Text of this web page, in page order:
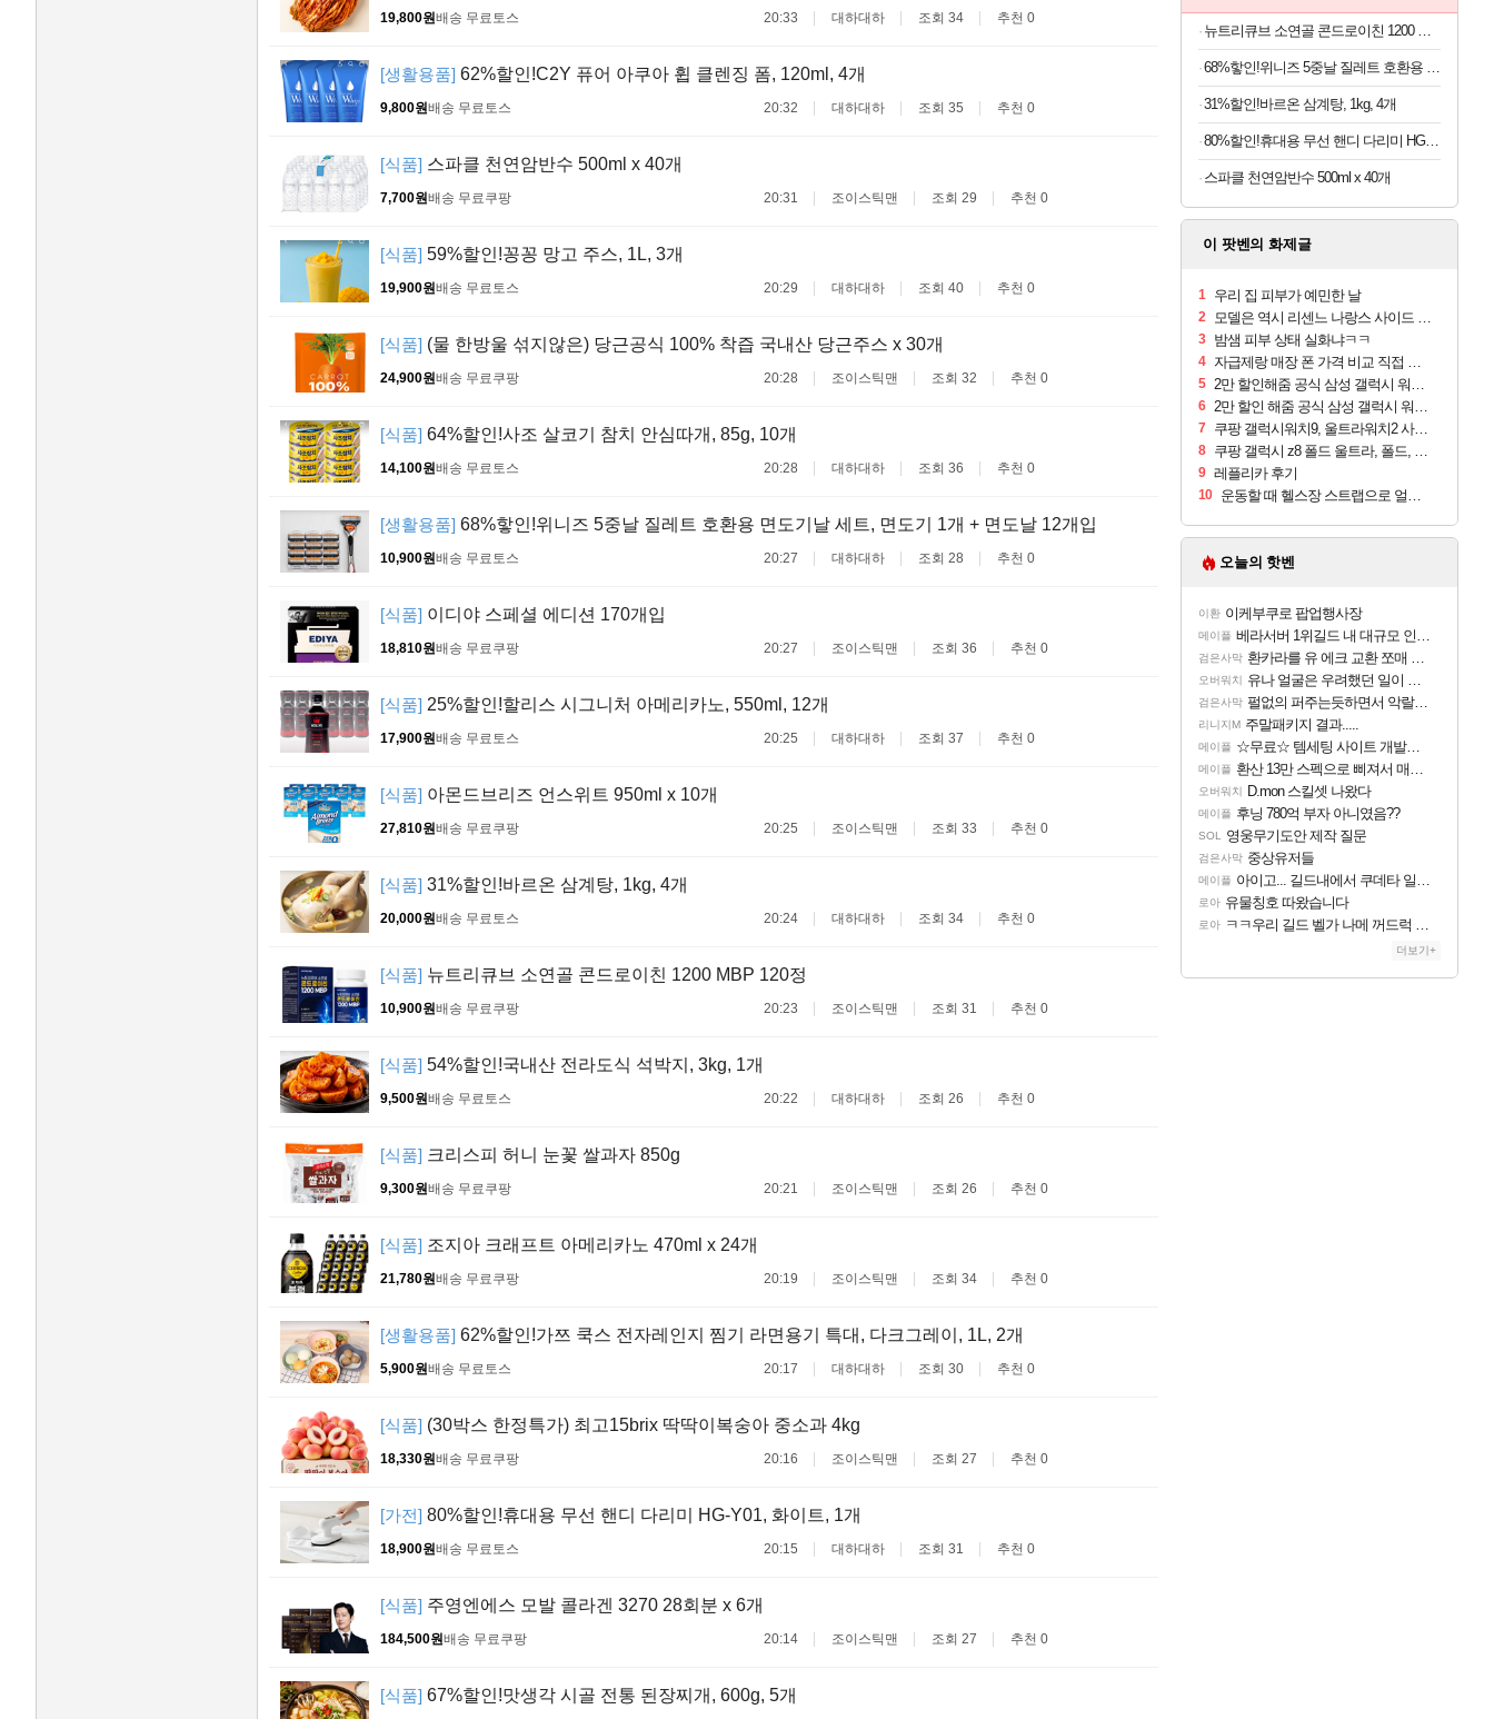
19,800원배송 무료 토스 20:33 대하대하 조회 34 추천 0
[생활용품] 62%할인!C2Y 퓨어 아쿠아 휩 클렌징 폼, 120ml, 4개
9,800원배송 무료 토스 20:32 대하대하 조회 35 추천 0
[식품] 스파클 천연암반수 500ml x 40개
7,700원배송 무료 쿠팡 20:31 조이스틱맨 조회 29 추천 0
[식품] 59%할인!꽁꽁 망고 주스, 1L, 3개
19,900원배송 무료 토스 20:29 대하대하 조회 40 추천 0
[식품] (물 한방울 섞지않은) 당근공식 100% 착즙 국내산 당근주스 x 30개
24,900원배송 무료 쿠팡 20:28 조이스틱맨 조회 32 추천 0
[식품] 64%할인!사조 살코기 참치 안심따개, 85g, 10개
14,100원배송 무료 토스 20:28 대하대하 조회 36 추천 0
[생활용품] 68%핳인!위니즈 5중날 질레트 호환용 면도기날 세트, 면도기 1개 + 면도날 12개입
10,900원배송 무료 토스 20:27 대하대하 조회 28 추천 0
[식품] 이디야 스페셜 에디션 170개입
18,810원배송 무료 쿠팡 20:27 조이스틱맨 조회 36 추천 0
[식품] 25%할인!할리스 시그니처 아메리카노, 550ml, 12개
17,900원배송 무료 토스 20:25 대하대하 조회 37 추천 0
[식품] 아몬드브리즈 언스위트 950ml x 10개
27,810원배송 무료 쿠팡 20:25 조이스틱맨 조회 33 추천 0
[식품] 31%할인!바르온 삼계탕, 1kg, 4개
20,000원배송 무료 토스 20:24 대하대하 조회 34 추천 0
[식품] 뉴트리큐브 소연골 콘드로이친 1200 MBP 120정
10,900원배송 무료 쿠팡 20:23 조이스틱맨 조회 31 추천 0
[식품] 54%할인!국내산 전라도식 석박지, 3kg, 1개
9,500원배송 무료 토스 20:22 대하대하 조회 26 추천 0
[식품] 크리스피 허니 눈꽃 쌀과자 850g
9,300원배송 무료 쿠팡 20:21 조이스틱맨 조회 26 추천 0
[식품] 조지아 크래프트 아메리카노 470ml x 24개
21,780원배송 무료 쿠팡 20:19 조이스틱맨 조회 34 추천 0
[생활용품] 62%할인!가쯔 쿡스 전자레인지 찜기 라면용기 특대, 다크그레이, 1L, 2개
5,900원배송 무료 토스 20:17 대하대하 조회 30 추천 0
[식품] (30박스 한정특가) 최고15brix 딱딱이복숭아 중소과 4kg
18,330원배송 무료 쿠팡 20:16 조이스틱맨 조회 27 추천 0
[가전] 80%할인!휴대용 무선 핸디 다리미 HG-Y01, 화이트, 1개
18,900원배송 무료 토스 20:15 대하대하 조회 31 추천 0
[식품] 주영엔에스 모발 콜라겐 3270 28회분 x 6개
184,500원배송 무료 쿠팡 20:14 조이스틱맨 조회 27 추천 0
[식품] 67%할인!맛생각 시골 전통 된장찌개, 600g, 5개
뉴트리큐브 소연골 콘드로이친 1200 MBP 120정
68%핳인!위니즈 5중날 질레트 호환용 면도기날 세트, 면도기 1개 + 면도날 12개입
31%할인!바르온 삼계탕, 1kg, 4개
80%할인!휴대용 무선 핸디 다리미 HG-Y01, 화이트, 1개
스파클 천연암반수 500ml x 40개
이 팟벤의 화제글
1 우리 집 피부가 예민한 날
2 모델은 역시 리센느 나랑스 사이드 1.25L 1박스
3 밤샘 피부 상태 실화냐ㅋㅋ
4 자급제랑 매장 폰 가격 비교 직접 안가도 되네요
5 2만 할인해줌 공식 삼성 갤럭시 워치9 크림, 40mm, 블루투스
6 2만 할인 해줌 공식 삼성 갤럭시 워치9 실버, 44mm, 블루투스
7 쿠팡 갤럭시워치9, 울트라워치2 사전구매 혜택 받아보세요
8 쿠팡 갤럭시 z8 폴드 울트라, 폴드, 플립 사전예약
9 레플리카 후기
10 운동할 때 헬스장 스트랩으로 얼굴 만졌다가 볼 뒤집어짐
오늘의 핫벤
이환 이케부쿠로 팝업행사장
메이플 베라서버 1위길드 내 대규모 인원이탈종용 추정사건
검은사막 환카라를 유 에크 교환 쪼매 서운함..
오버워치 유나 얼굴은 우려했던 일이 벌어진 참사 같음
검은사막 펄없의 퍼주는듯하면서 악랄한 BM 설계
리니지M 주말패키지 결과.....
메이플 ☆무료☆ 템세팅 사이트 개발자입니다
메이플 환산 13만 스펙으로 삐져서 매주 수로 10만점 치고있으면 ㅋㅋ
오버워치 D.mon 스킬셋 나왔다
메이플 후닝 780억 부자 아니였음??
SOL 영웅무기도안 제작 질문
검은사막 중상유저들
메이플 아이고... 길드내에서 쿠데타 일어났네
로아 유물칭호 따왔습니다
로아 ㅋㅋ우리 길드 벨가 나메 꺼드럭 대다가 싸움났다
더보기+